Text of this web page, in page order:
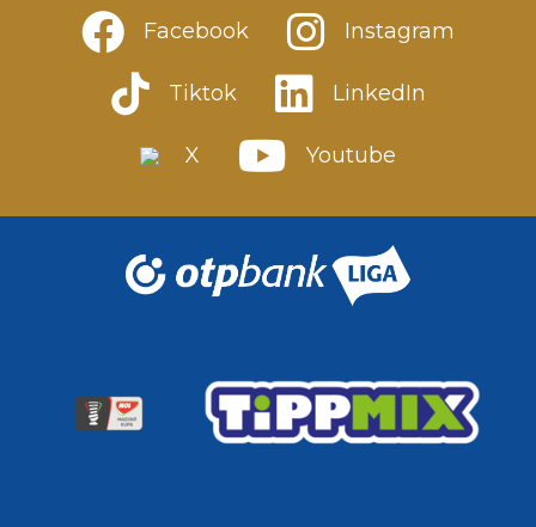
Facebook Instagram
Tiktok LinkedIn
X Youtube